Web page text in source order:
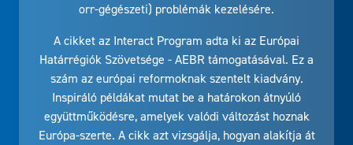
orr-gégészeti) problémák kezelésére.
A cikket az Interact Program adta ki az Európai
Határrégiók Szövetsége - AEBR támogatásával. Ez a
szám az európai reformoknak szentelt kiadvány.
Inspiráló példákat mutat be a határokon átnyúló
együttműködésre, amelyek valódi változást hoznak
Európa-szerte. A cikk azt vizsgálja, hogyan alakítja át